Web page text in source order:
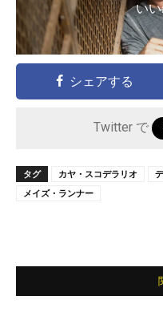
いい
シェアする
Twitter で
タグ カヤ・スコデラリオ
メイズ・ランナー